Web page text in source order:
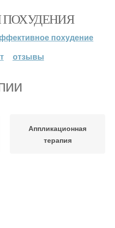
ПОХУДЕНИЯ
похудение
отзывы
Аппликационная
терапия